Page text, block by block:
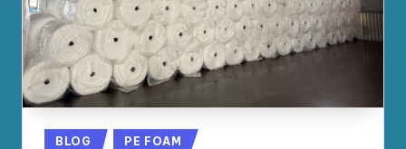
Posted
BLOG PE FOAM